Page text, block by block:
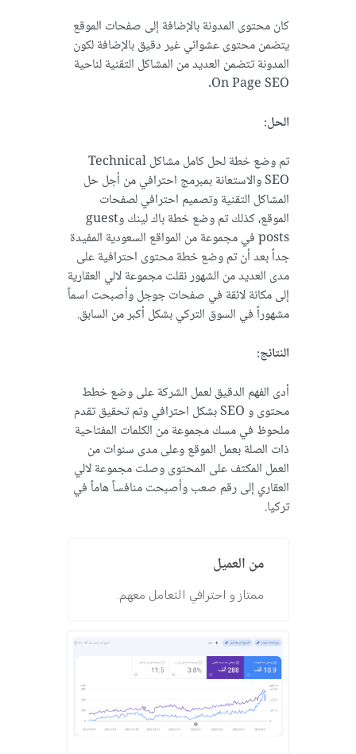
كان محتوى المدونة بالإضافة إلى صفحات الموقع
يتضمن محتوى عشوائي غير دقيق بالإضافة لكون
المدونة تتضمن العديد من المشاكل التقنية لناحية
On Page SEO.
الحل:
تم وضع خطة لحل كامل مشاكل Technical
SEO والاستعانة بمبرمج احترافي من أجل حل
المشاكل التقنية وتصميم احترافي لصفحات
الموقع، كذلك تم وضع خطة باك لينك وguest
posts في مجموعة من المواقع السعودية المفيدة
جداً بعد أن تم وضع خطة محتوى احترافية على
مدى العديد من الشهور نقلت مجموعة لالي العقارية
إلى مكانة لائقة في صفحات جوجل وأصبحت اسماً
مشهوراً في السوق التركي بشكل أكبر من السابق.
النتائج:
أدى الفهم الدقيق لعمل الشركة على وضع خطط
محتوى و SEO بشكل احترافي وتم تحقيق تقدم
ملحوظ في مسك مجموعة من الكلمات المفتاحية
ذات الصلة بعمل الموقع وعلى مدى سنوات من
العمل المكثف على المحتوى وصلت مجموعة لالي
العقاري إلى رقم صعب وأصبحت منافساً هاماً في
تركيا.
من العميل
ممتاز و احترافي التعامل معهم.